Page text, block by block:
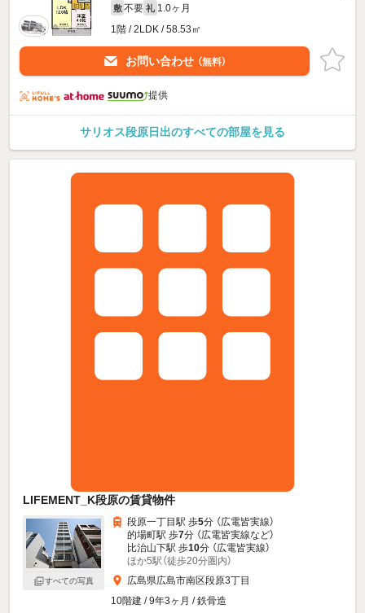
敷 不要 礼 1.0ヶ月
1階 / 2LDK / 58.53㎡
お問い合わせ （無料）
提供
サリオス段原日出のすべての部屋を見る
LIFEMENT_K段原の賃貸物件
すべての写真
段原一丁目駅 歩5分 （広電皆実線）
的場町駅 歩7分 （広電皆実線など）
比治山下駅 歩10分 （広電皆実線）
ほか5駅（徒歩20分圏内）
広島県広島市南区段原3丁目
10階建 / 9年3ヶ月 / 鉄骨造